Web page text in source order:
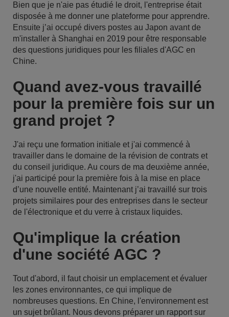
Bien que je n'aie pas étudié le droit, l'entreprise était
disposée à me donner une plateforme pour apprendre.
Ensuite j’ai occupé divers postes au Japon avant de
m'installer à Shanghai en 2019 pour être responsable
des questions juridiques pour les filiales d'AGC en
Chine.
Quand avez-vous travaillé
pour la première fois sur un
grand projet ?
J'ai reçu une formation initiale et j'ai commencé à
travailler dans le domaine de la révision de contrats et
du conseil juridique. Au cours de ma deuxième année,
j'ai participé pour la première fois à la mise en place
d’une nouvelle entité. Maintenant j’ai travaillé sur trois
projets similaires pour des entreprises dans le secteur
de l'électronique et du verre à cristaux liquides.
Qu'implique la création
d'une société AGC ?
Tout d'abord, il faut choisir un emplacement et évaluer
les zones environnantes, ce qui implique de
nombreuses questions. En Chine, l'environnement est
un sujet brûlant. Nous devons préparer un rapport sur